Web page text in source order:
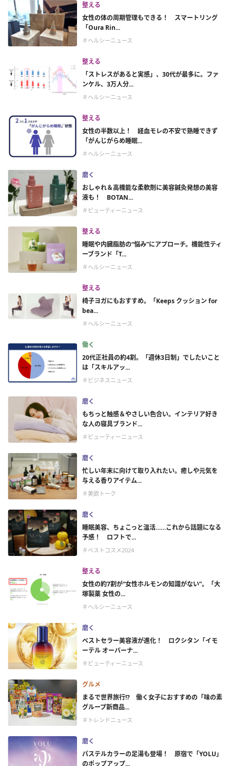
整える
女性の体の周期管理もできる！ スマートリング
「Oura Rin...
＃ヘルシーニュース
整える
「ストレスがあると実感」、30代が最多に。ファ
ンケル、3万人分...
＃ヘルシーニュース
整える
女性の半数以上！ 経血モレの不安で熟睡できず
「がんじがらめ睡眠...
＃ヘルシーニュース
磨く
おしゃれ＆高機能な柔軟剤に美容鍼灸発想の美容
液も！ BOTAN...
＃ビューティーニュース
整える
睡眠や内臓脂肪の“悩み”にアプローチ。機能性ティ
ーブランド「T...
＃ヘルシーニュース
整える
椅子ヨガにもおすすめ。「Keeps クッション for
bea...
＃ヘルシーニュース
働く
20代正社員の約4割。「週休3日制」でしたいこと
は「スキルアッ...
＃ビジネスニュース
磨く
もちっと触感＆やさしい色合い。インテリア好き
な人の寝具ブランド...
＃ビューティーニュース
磨く
忙しい年末に向けて取り入れたい。癒しや元気を
与える香りアイテム...
＃美欲トーク
磨く
睡眠美容、ちょこっと温活……これから話題になる
予感！ ロフトで...
＃ベストコスメ2024
整える
女性の約7割が“女性ホルモンの知識がない”。「大
塚製薬 女性の...
＃ヘルシーニュース
磨く
ベストセラー美容液が進化！ ロクシタン「イモ
ーテル オーバーナ...
＃ビューティーニュース
グルメ
まるで世界旅行!? 働く女子におすすめの「味の素
グループ新商品...
＃トレンドニュース
磨く
パステルカラーの足湯も登場！ 原宿で「YOLU」
のポップアップ...